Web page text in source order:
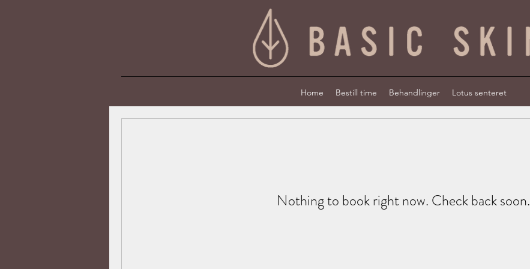
Home Bestill time Behandlinger Lotus senteret
Nothing to book right now. Check back soon.